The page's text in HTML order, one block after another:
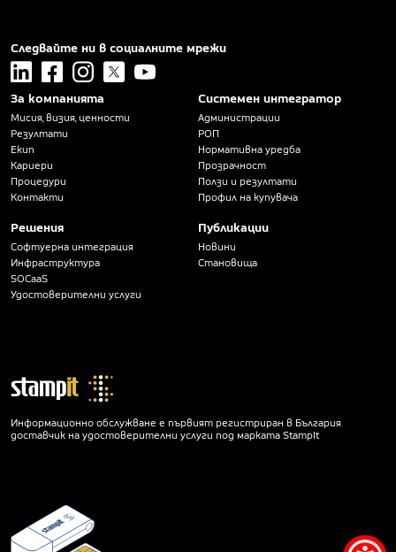
Следвайте ни в социалните мрежи
linkedin facebookinstagram
x youtube
За компанията
Мисия, визия, ценности
Резултати
Екип
Кариери
Процедури
Контакти
Решения
Софтуерна интеграция
Инфраструктура
SOCaaS
Удостоверителни услуги
Системен интегратор
Администрации
РОП
Нормативна уредба
Прозрачност
Ползи и резултати
Профил на купувача
Публикации
Новини
Становища
Информационно обслужване е първият регистриран в България
доставчик на удостоверителни услуги под марката StampIt